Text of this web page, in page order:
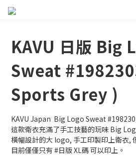
KAVU 日版 Big
Sweat
Sports Grey )
KAVU Japan  Big Logo Sweat
這款衛衣充滿了手工技藝的玩味 Big
橫幅設計的大 logo, 手工印製印上衛衣,
目前僅僅只有 #日版 XL碼 可以印上。